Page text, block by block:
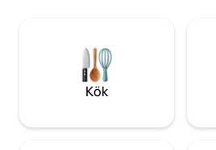
wifi! Vi ligger i El Segundo, en kort 10
minuters promenad till stranden, två
kvarter från Main St. eller bara 10
minuter från LAX flygplats
Kök